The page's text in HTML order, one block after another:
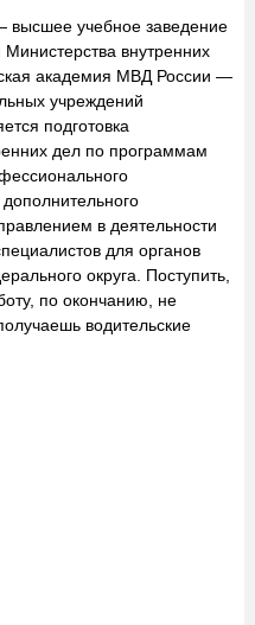
учебное заведение
Министерства внутренних
академия МВД России —
учреждений
подготовка
дел по программам
в деятельности
для органов
округа. Поступить,
по окончанию, не
водительские